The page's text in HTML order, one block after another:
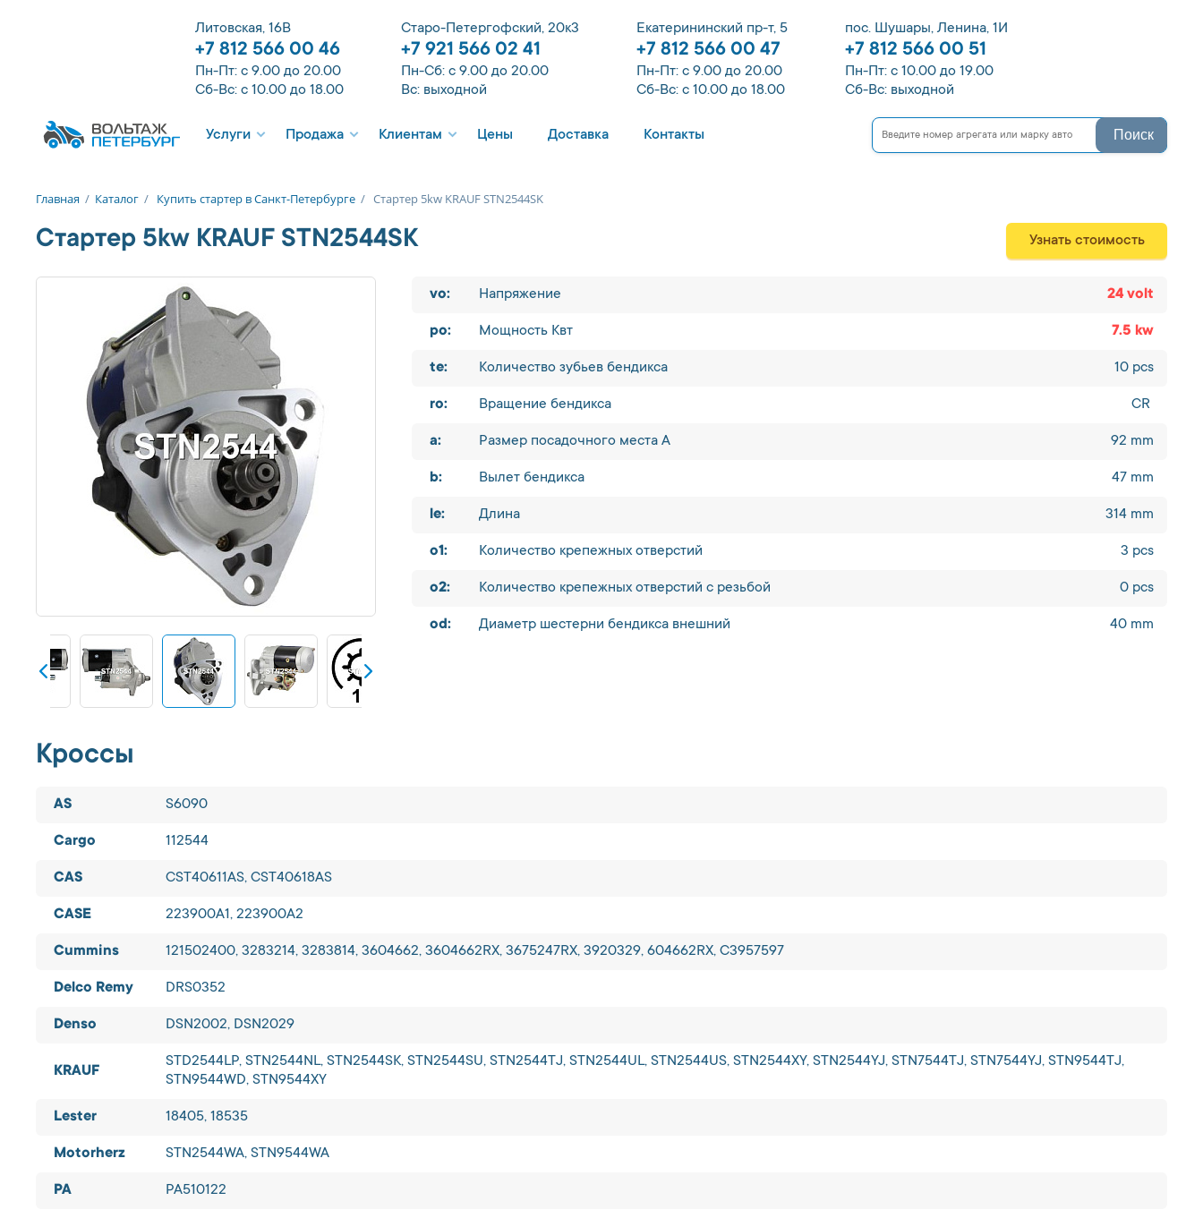
Литовская, 16В
+7 812 566 00 46
Пн-Пт: с 9.00 до 20.00
Сб-Вс: с 10.00 до 18.00
Старо-Петергофский, 20к3
+7 921 566 02 41
Пн-Сб: с 9.00 до 20.00
Вс: выходной
Екатерининский пр-т, 5
+7 812 566 00 47
Пн-Пт: с 9.00 до 20.00
Сб-Вс: с 10.00 до 18.00
пос. Шушары, Ленина, 1И
+7 812 566 00 51
Пн-Пт: с 10.00 до 19.00
Сб-Вс: выходной
Услуги Продажа Клиентам Цены Доставка Контакты Поиск
Главная / Каталог / Купить стартер в Санкт-Петербурге / Стартер 5kw KRAUF STN2544SK
Стартер 5kw KRAUF STN2544SK Узнать стоимость
vo: Напряжение 24 volt
po: Мощность Квт 7.5 kw
te: Количество зубьев бендикса 10 pcs
ro: Вращение бендикса CR
a: Размер посадочного места A 92 mm
b: Вылет бендикса 47 mm
le: Длина 314 mm
o1: Количество крепежных отверстий 3 pcs
o2: Количество крепежных отверстий с резьбой 0 pcs
od: Диаметр шестерни бендикса внешний 40 mm
Кроссы
AS S6090
Cargo 112544
CAS CST40611AS, CST40618AS
CASE 223900A1, 223900A2
Cummins 121502400, 3283214, 3283814, 3604662, 3604662RX, 3675247RX, 3920329, 604662RX, C3957597
Delco Remy DRS0352
Denso DSN2002, DSN2029
KRAUF
STD2544LP, STN2544NL, STN2544SK, STN2544SU, STN2544TJ, STN2544UL, STN2544US, STN2544XY, STN2544YJ, STN7544TJ, STN7544YJ, STN9544TJ,
STN9544WD, STN9544XY
Lester 18405, 18535
Motorherz STN2544WA, STN9544WA
PA PA510122